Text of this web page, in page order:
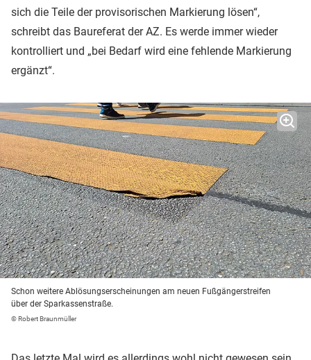
sich die Teile der provisorischen Markierung lösen“,
schreibt das Baureferat der AZ. Es werde immer wieder
kontrolliert und „bei Bedarf wird eine fehlende Markierung
ergänzt“.
Schon weitere Ablösungserscheinungen am neuen Fußgängerstreifen
über der Sparkassenstraße.
© Robert Braunmüller